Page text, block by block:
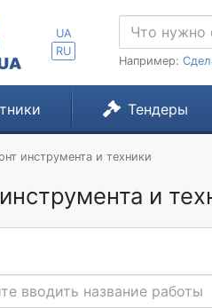
UA
RU
Например:
Тендеры
инструмента и техники
и
вводить название работы